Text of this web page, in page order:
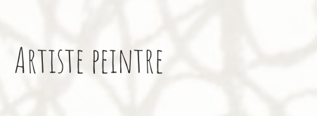
Artiste peintre